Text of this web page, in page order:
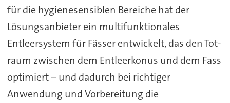
für die hygienesensiblen Bereiche hat der
Lösungsanbieter ein multifunktionales
Entleersystem für Fässer entwickelt, das den Tot-
raum zwischen dem Entleerkonus und dem Fass
optimiert – und dadurch bei richtiger
Anwendung und Vorbereitung die